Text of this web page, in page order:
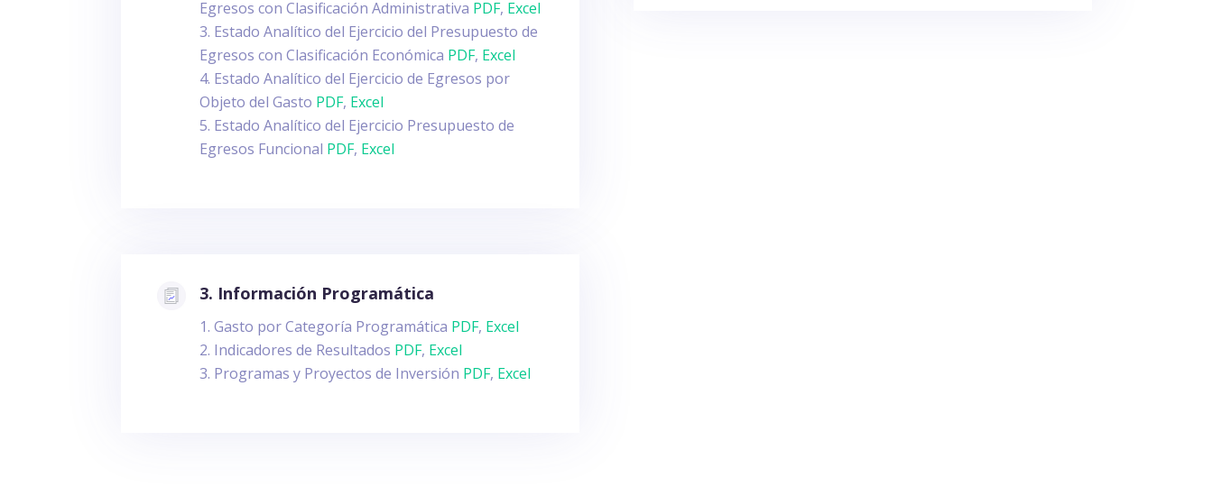
Egresos con Clasificación Administrativa PDF, Excel
Estado Analítico del Ejercicio del Presupuesto de
Egresos con Clasificación Económica PDF, Excel
Estado Analítico del Ejercicio de Egresos por
Objeto del Gasto PDF, Excel
Estado Analítico del Ejercicio Presupuesto de
Egresos Funcional PDF, Excel
3. Información Programática
Gasto por Categoría Programática PDF, Excel
Indicadores de Resultados PDF, Excel
Programas y Proyectos de Inversión PDF, Excel